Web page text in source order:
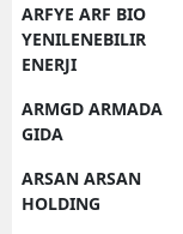
ARFYE ARF BIO
YENILENEBILIR
ENERJI
ARMGD ARMADA
GIDA
ARSAN ARSAN
HOLDING